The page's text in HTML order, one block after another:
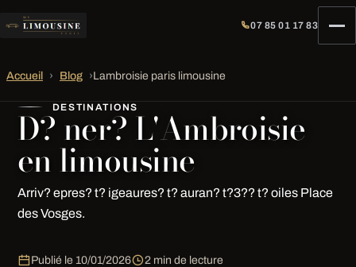
07 85 01 17 83
Accueil › Blog ›Lambroisie paris limousine
DESTINATIONS
D? ner? L'Ambroisie
en limousine
Arriv? epres? t? igeaures? t? auran? t?3?? t? oiles Place
des Vosges.
Publié le 10/01/2026 2 min de lecture